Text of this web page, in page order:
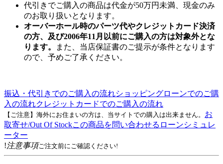
代引きでご購入の商品は代金が50万円未満、現金のみ
のお取り扱いとなります。
オーバーホール時のパーツ代やクレジットカード決済
の方、及び2006年11月以前にご購入の方は対象外とな
ります。
また、当店保証書のご提示が条件となります
ので、予めご了承ください。
振込・代引きでのご購入の流れショッピングローンでのご購
入の流れクレジットカードでのご購入の流れ
【ご注意】海外にお住まいの方は、当サイトでの購入は出来ません。 お
取寄せ/Out Of Stockこの商品を問い合わせる ローンシミュレ
ーター
!注意事項ご注文前にご確認ください!